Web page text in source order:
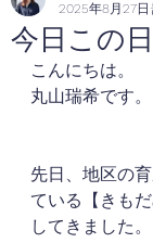
今日この
2025年8月27日
こんにちは。
丸山瑞希です。
先日、地区の
ている【きも
してきました。